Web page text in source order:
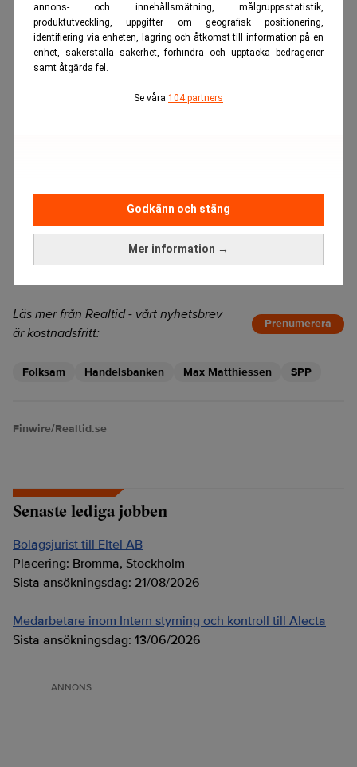
annons- och innehållsmätning, målgruppsstatistik,
produktutveckling, uppgifter om geografisk positionering,
identifiering via enheten, lagring och åtkomst till information på en
enhet, säkerställa säkerhet, förhindra och upptäcka bedrägerier
samt åtgärda fel.
Se våra 104 partners
Mer information →
Godkänn och stäng
ANNONS
Läs mer från Realtid - vårt nyhetsbrev
är kostnadsfritt:
Prenumerera
Folksam Handelsbanken Max Matthiessen SPP
Finwire/Realtid.se
Senaste lediga jobben
Bolagsjurist till Eltel AB
Placering: Bromma, Stockholm
Sista ansökningsdag: 21/08/2026
Medarbetare inom Intern styrning och kontroll till Alecta
Sista ansökningsdag: 13/06/2026
ANNONS